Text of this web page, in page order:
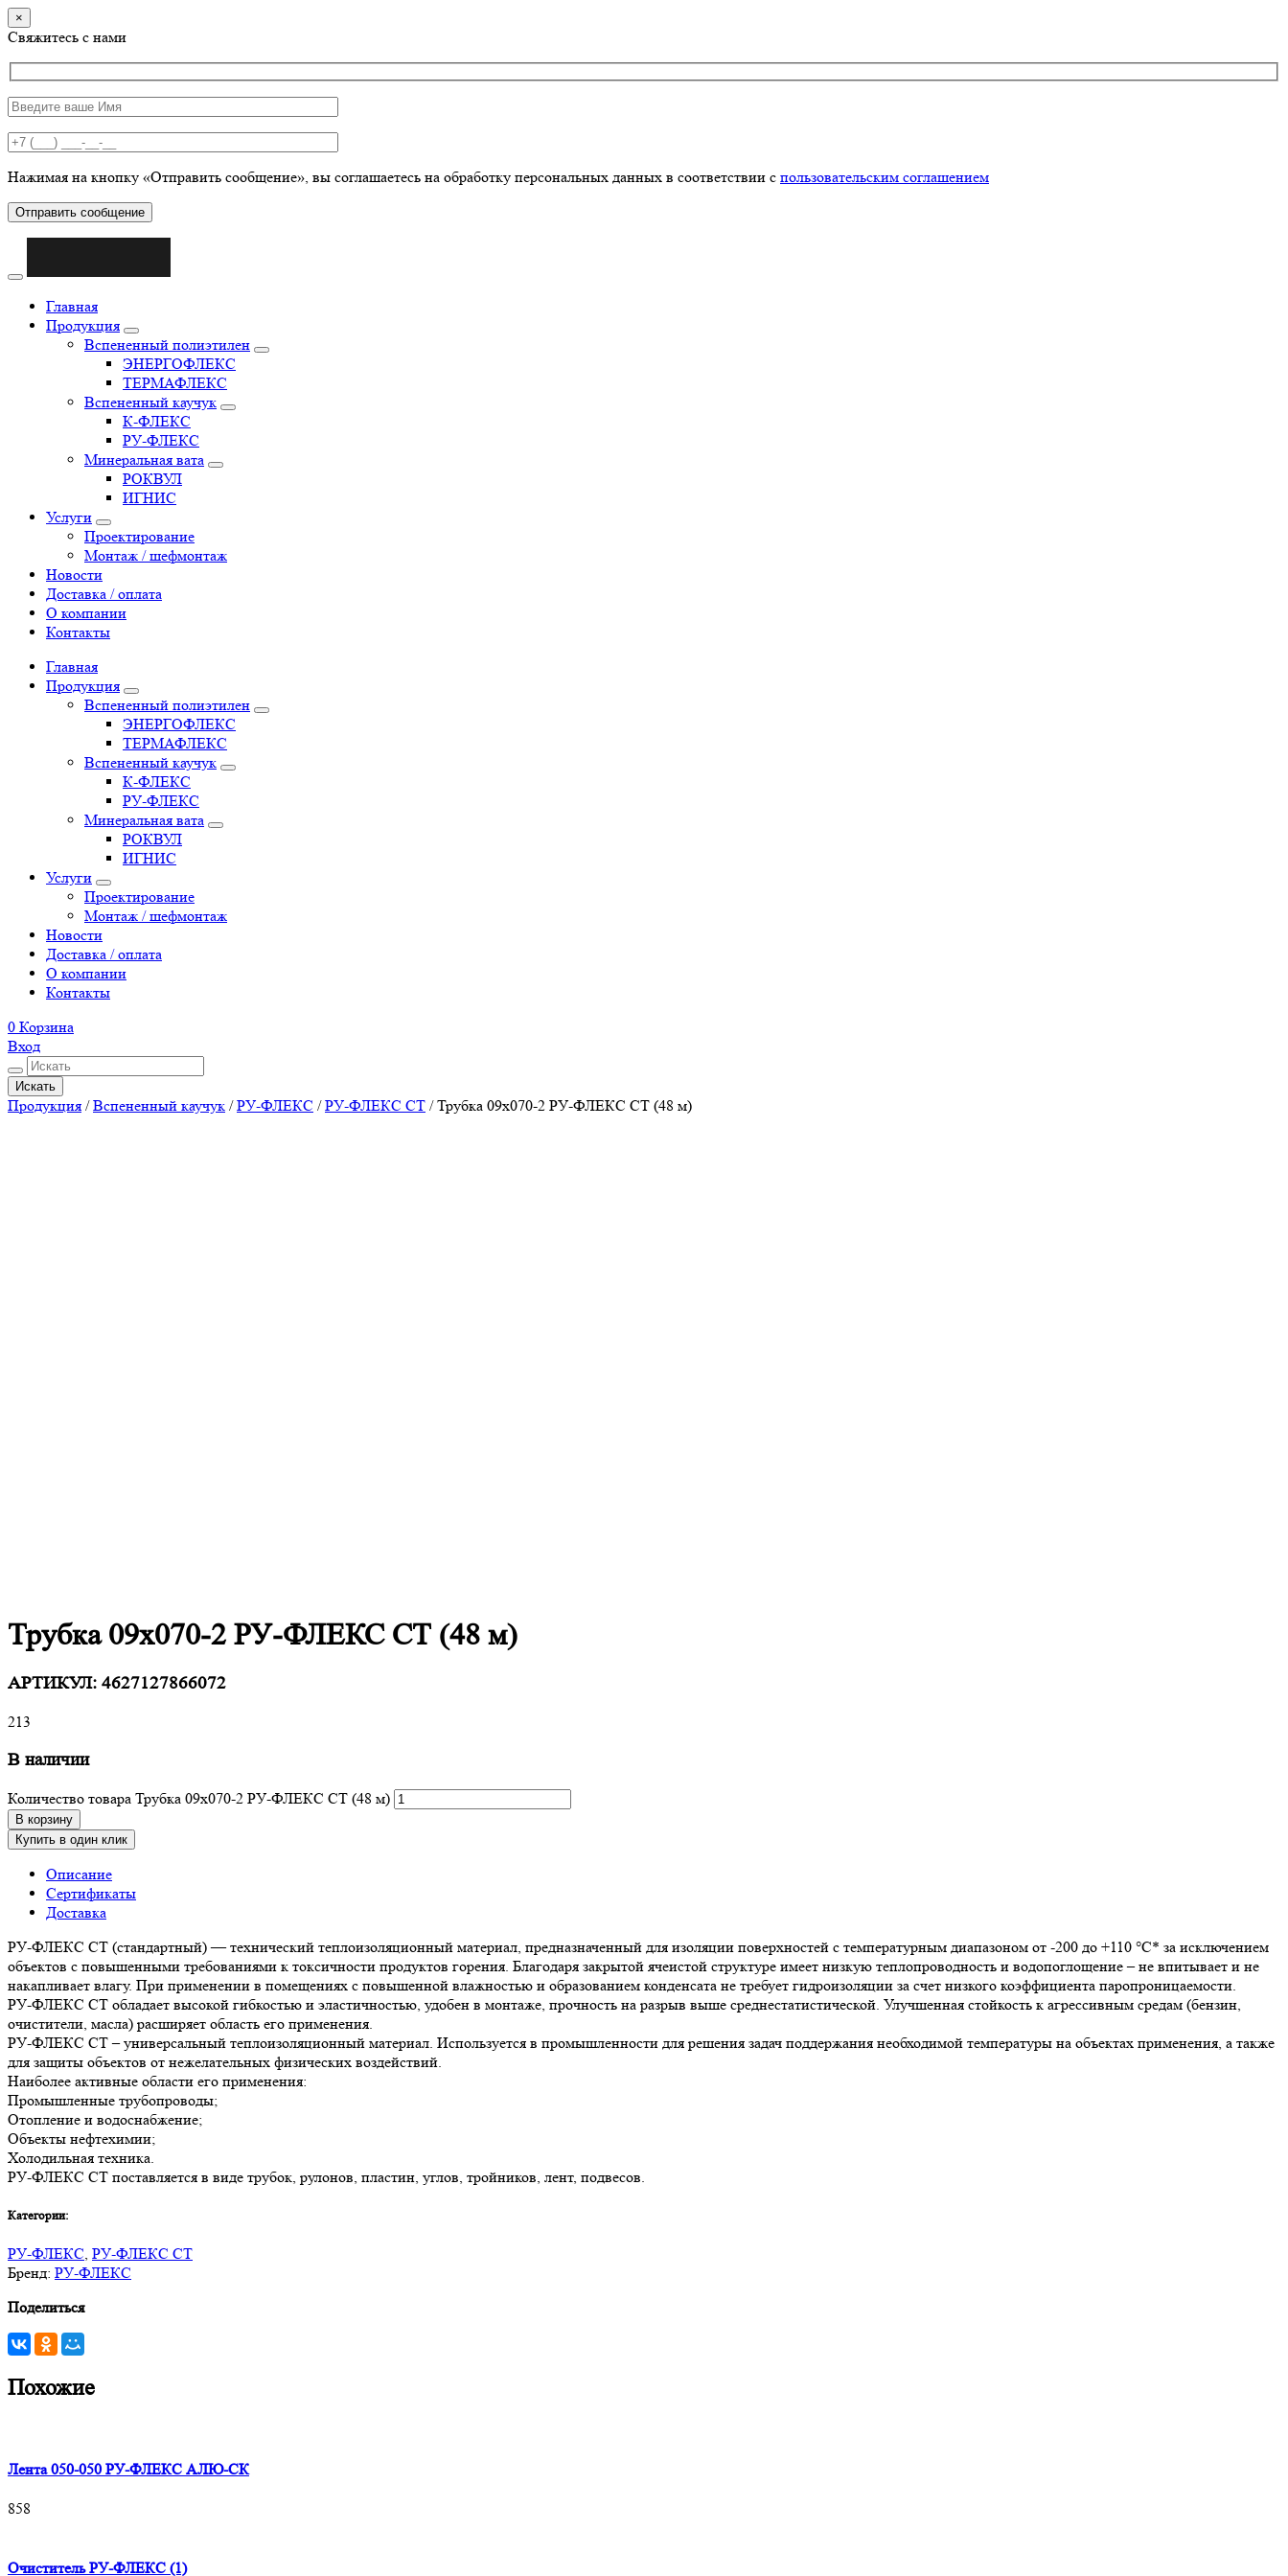
×
Свяжитесь с нами
Нажимая на кнопку «Отправить сообщение», вы соглашаетесь на обработку персональных данных в соответствии с пользовательским соглашением
Отправить сообщение
Главная
Продукция
Вспененный полиэтилен
ЭНЕРГОФЛЕКС
ТЕРМАФЛЕКС
Вспененный каучук
К-ФЛЕКС
РУ-ФЛЕКС
Минеральная вата
РОКВУЛ
ИГНИС
Услуги
Проектирование
Монтаж / шефмонтаж
Новости
Доставка / оплата
О компании
Контакты
Главная
Продукция
Вспененный полиэтилен
ЭНЕРГОФЛЕКС
ТЕРМАФЛЕКС
Вспененный каучук
К-ФЛЕКС
РУ-ФЛЕКС
Минеральная вата
РОКВУЛ
ИГНИС
Услуги
Проектирование
Монтаж / шефмонтаж
Новости
Доставка / оплата
О компании
Контакты
0 Корзина
Вход
Искать
Продукция /Вспененный каучук /РУ-ФЛЕКС /РУ-ФЛЕКС СТ /Трубка 09х070-2 РУ-ФЛЕКС СТ (48 м)
Трубка 09х070-2 РУ-ФЛЕКС СТ (48 м)
АРТИКУЛ: 4627127866072
213
В наличии
Количество товара Трубка 09х070-2 РУ-ФЛЕКС СТ (48 м)
В корзину
Купить в один клик
Описание
Сертификаты
Доставка
РУ-ФЛЕКС СТ (стандартный) — технический теплоизоляционный материал, предназначенный для изоляции поверхностей с температурным диапазоном от -200 до +110 °С* за исключением
объектов с повышенными требованиями к токсичности продуктов горения. Благодаря закрытой ячеистой структуре имеет низкую теплопроводность и водопоглощение – не впитывает и не
накапливает влагу. При применении в помещениях с повышенной влажностью и образованием конденсата не требует гидроизоляции за счет низкого коэффициента паропроницаемости.
РУ-ФЛЕКС СТ обладает высокой гибкостью и эластичностью, удобен в монтаже, прочность на разрыв выше среднестатистической. Улучшенная стойкость к агрессивным средам (бензин,
очистители, масла) расширяет область его применения.
РУ-ФЛЕКС СТ – универсальный теплоизоляционный материал. Используется в промышленности для решения задач поддержания необходимой температуры на объектах применения, а также
для защиты объектов от нежелательных физических воздействий.
Наиболее активные области его применения:
Промышленные трубопроводы;
Отопление и водоснабжение;
Объекты нефтехимии;
Холодильная техника.
РУ-ФЛЕКС СТ поставляется в виде трубок, рулонов, пластин, углов, тройников, лент, подвесов.
Категории:
РУ-ФЛЕКС, РУ-ФЛЕКС СТ
Бренд: РУ-ФЛЕКС
Поделиться
Похожие
Лента 050-050 РУ-ФЛЕКС АЛЮ-СК
858
Очиститель РУ-ФЛЕКС (1)